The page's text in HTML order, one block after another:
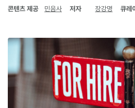
콘텐츠 제공 민음사 저자 장강명 큐레